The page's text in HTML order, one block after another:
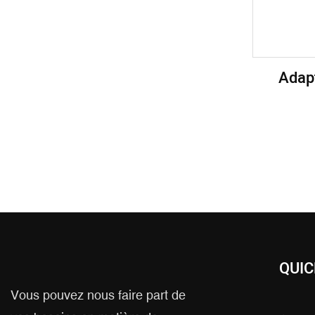
Vous pouvez nous faire part de